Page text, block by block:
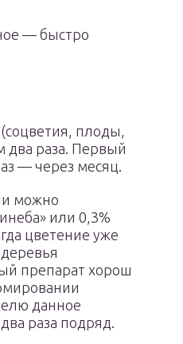
— быстро
плоды,
два раза. Первый
— через месяц.
можно
или 0,3%
цветение уже
препарат хорош
данное
раза подряд.